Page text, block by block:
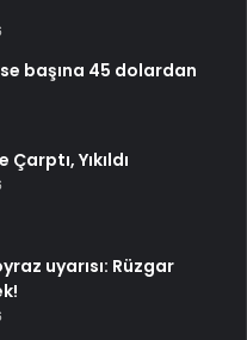
başına 45 dolardan
Yıkıldı
uyarısı: Rüzgar